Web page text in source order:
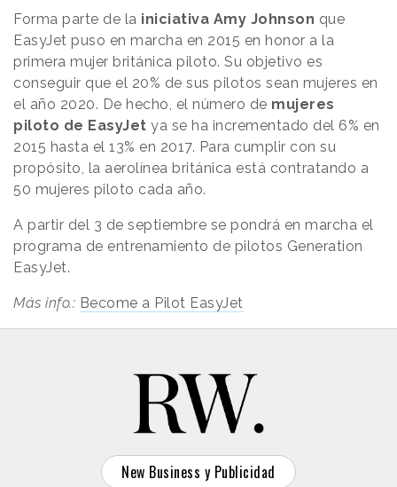
Forma parte de la iniciativa Amy Johnson que
EasyJet puso en marcha en 2015 en honor a la
primera mujer británica piloto. Su objetivo es
conseguir que el 20% de sus pilotos sean mujeres en
el año 2020. De hecho, el número de mujeres
piloto de EasyJet ya se ha incrementado del 6% en
2015 hasta el 13% en 2017. Para cumplir con su
propósito, la aerolínea británica está contratando a
50 mujeres piloto cada año.
A partir del 3 de septiembre se pondrá en marcha el
programa de entrenamiento de pilotos Generation
EasyJet.
Más info.: Become a Pilot EasyJet
New Business y Publicidad